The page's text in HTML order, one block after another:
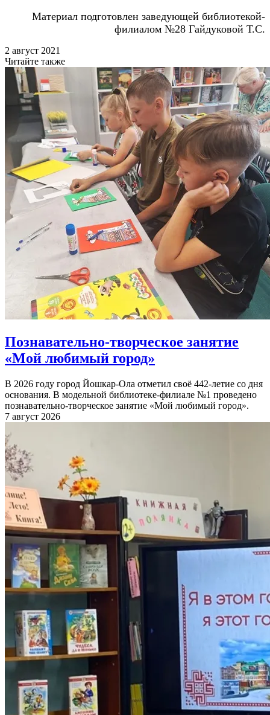
Материал подготовлен заведующей библиотекой-
филиалом №28 Гайдуковой Т.С.
2 август 2021
Читайте также
Познавательно-творческое занятие
«Мой любимый город»
В 2026 году город Йошкар-Ола отметил своё 442-летие со дня
основания. В модельной библиотеке-филиале №1 проведено
познавательно-творческое занятие «Мой любимый город».
7 август 2026